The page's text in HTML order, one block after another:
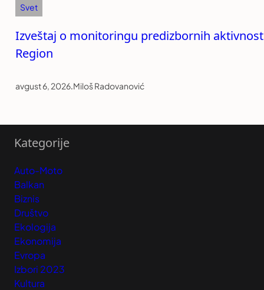
Svet
Izveštaj o monitoringu predizbornih
Region
avgust 6, 2026.Miloš Radovanović
Kategorije
Auto-Moto
Balkan
Biznis
Društvo
Ekologija
Ekonomija
Evropa
Izbori 2023
Kultura